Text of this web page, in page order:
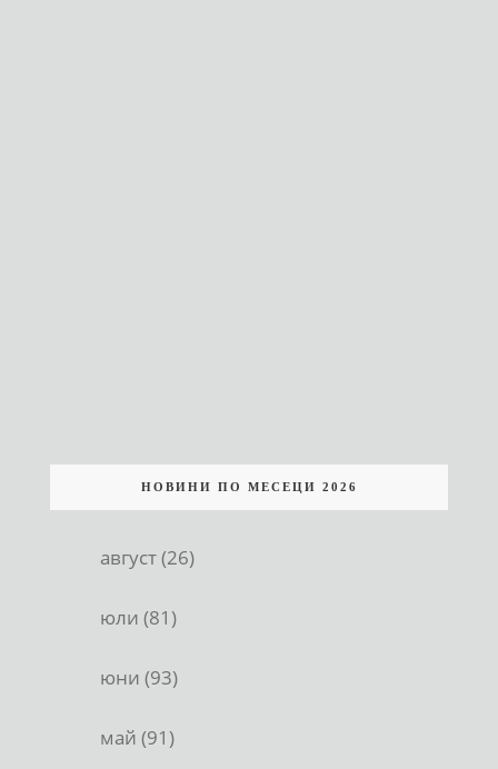
НОВИНИ ПО МЕСЕЦИ 2026
август (26)
юли (81)
юни (93)
май (91)